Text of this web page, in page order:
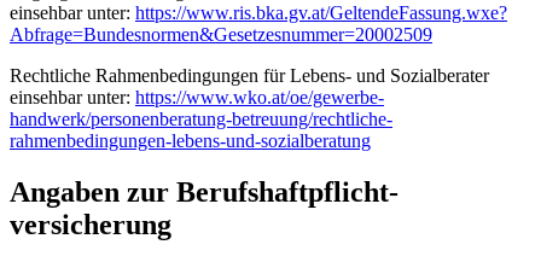
einsehbar unter: https://www.ris.bka.gv.at/GeltendeFassung.wxe?
Abfrage=Bundesnormen&Gesetzesnummer=20002509
Rechtliche Rahmenbedingungen für Lebens- und Sozialberater
einsehbar unter: https://www.wko.at/oe/gewerbe-
handwerk/personenberatung-betreuung/rechtliche-
rahmenbedingungen-lebens-und-sozialberatung
Angaben zur Berufs­haftpflicht­
versicherung